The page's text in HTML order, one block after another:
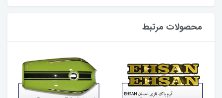
محصولات مرتبط